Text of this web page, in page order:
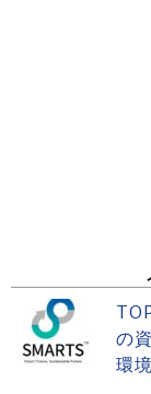
の
環